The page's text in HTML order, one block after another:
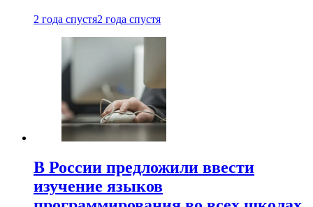
2 года спустя2 года спустя
В России предложили ввести
изучение языков